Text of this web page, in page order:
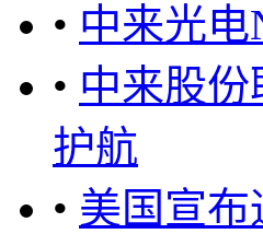
• 中来光
• 中来股
护航
• 美国宣布